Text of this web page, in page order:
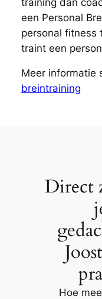
een Personal
personal fitness
traint een
Meer informatie
breintraining
Direct
Hoe